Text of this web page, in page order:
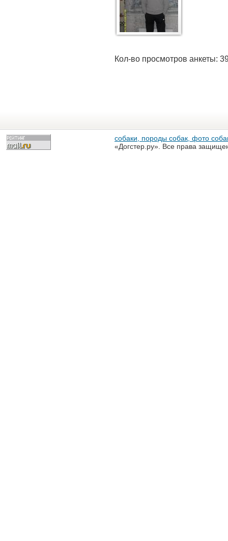
Кол-во просмотров анкеты:
собаки, породы собак, фото
«Догстер.ру». Все права